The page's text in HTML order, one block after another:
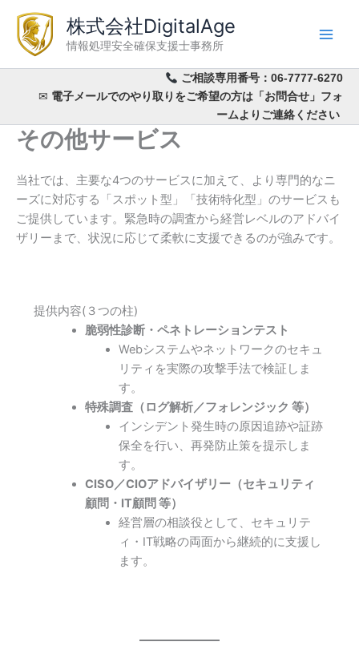
ス
プ
株式会社DigitalAge
情報処理安全確保支援士事務所
ご相談専用番号： 06-7777-6270
✉ 電子メールでのやり取りをご希望の方は「お問合せ」フォ
ームよりご連絡ください
その他サービス
当社では、主要な4つのサービスに加えて、より専門的なニ
ーズに対応する「スポット型」「技術特化型」のサービスも
ご提供しています。緊急時の調査から経営レベルのアドバイ
ザリーまで、状況に応じて柔軟に支援できるのが強みです。
提供内容(３つの柱)
脆弱性診断・ペネトレーションテスト
Webシステムやネットワークのセキュ
リティを実際の攻撃手法で検証しま
す。
特殊調査（ログ解析／フォレンジック 等）
インシデント発生時の原因追跡や証跡
保全を行い、再発防止策を提示しま
す。
CISO／CIOアドバイザリー（セキュリティ
顧問・IT顧問 等）
経営層の相談役として、セキュリテ
ィ・IT戦略の両面から継続的に支援し
ます。